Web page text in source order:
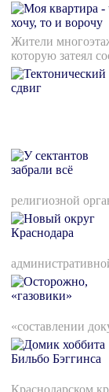
Жители
которую затеял
религиозной
«составлении
Краснодарском